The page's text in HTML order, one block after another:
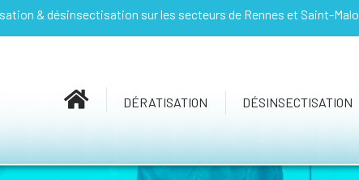
& désinsectisation sur les secteurs de Rennes et Saint-Malo
DÉRATISATION DÉSINSECTISATION